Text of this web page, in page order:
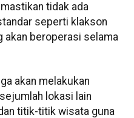
tidak ada
seperti klakson
akan beroperasi selama
akan melakukan
lokasi lain
titik-titik wisata guna